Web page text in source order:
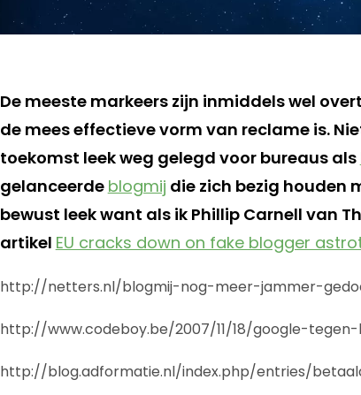
De meeste markeers zijn inmiddels wel
de mees effectieve vorm van reclame is.
toekomst leek weg gelegd voor bureaus als
gelanceerde blogmij die zich bezig houden
bewust leek want als ik Phillip Carnell van
artikel EU cracks down on fake blogger
http://netters.nl/blogmij-nog-meer-jammer-
http://www.codeboy.be/2007/11/18/google-
http://blog.adformatie.nl/index.php/entries/